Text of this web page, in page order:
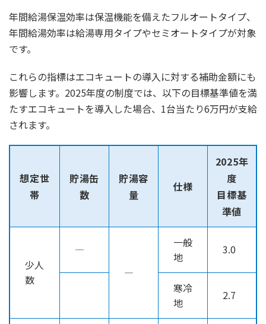
年間給湯保温効率は保温機能を備えたフルオートタイプ、
年間給湯効率は給湯専用タイプやセミオートタイプが対象
です。
これらの指標はエコキュートの導入に対する補助金額にも
影響します。2025年度の制度では、以下の目標基準値を満
たすエコキュートを導入した場合、1台当たり6万円が支給
されます。
想定世
帯
貯湯缶
数
貯湯容
量
仕様
2025年
度
目標基
準値
少人
数
―
―
一般
地
3.0
寒冷
地
2.7